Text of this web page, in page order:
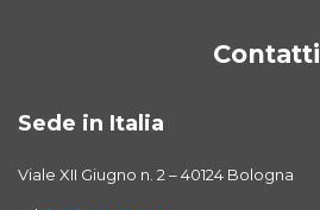
Contatti
Sede in Italia
Viale XII Giugno n. 2 – 40124 Bologna